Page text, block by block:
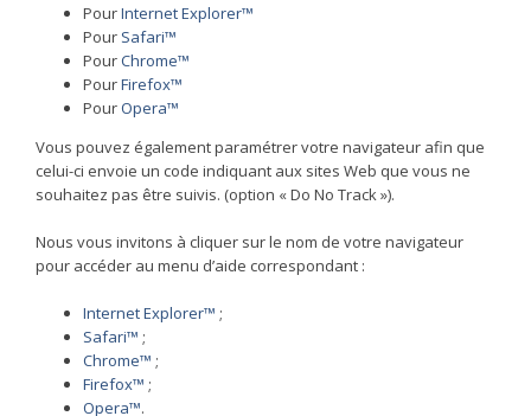
PourInternet Explorer™
Pour Safari™
PourChrome™
PourFirefox™
PourOpera™
Vous pouvez également paramétrer votre navigateur afin que
celui-ci envoie un code indiquant aux sites Web que vous ne
souhaitez pas être suivis. (option « Do No Track »).
Nous vous invitons à cliquer sur le nom de votre navigateur
pour accéder au menu d’aide correspondant :
Internet Explorer™ ;
Safari™ ;
Chrome™ ;
Firefox™ ;
Opera™.